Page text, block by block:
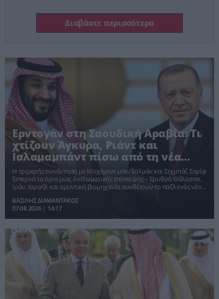
Διαβάστε περισσότερα
Ερντογάν στη Σαουδική Αραβία: Τι
χτίζουν Άγκυρα, Ριάντ και
Ισλαμαμπάντ πίσω από τη νέα
συμμαχία;
Η τριμερής συνάντηση με Μοχάμεντ μπιν Σαλμάν και Σεχμπάζ Σαρίφ
ξεπερνά τα όρια μιας διπλωματικής επίσκεψης – Ερυθρά Θάλασσα,
Ιράν, Ισραήλ και αμυντική βιομηχανία συνθέτουν το παζλ ενός νέου
ΒΑΣΙΛΗΣ ΔΙΑΜΑΝΤΑΚΟΣ
07.08.2026 | 14:17